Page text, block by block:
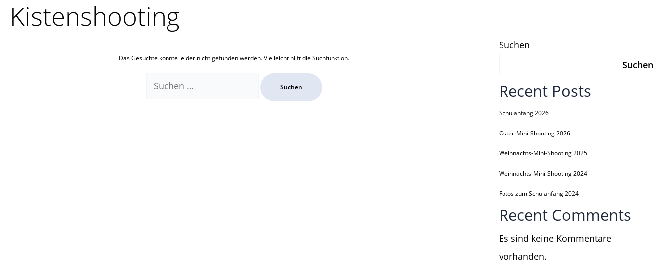
springenKistenshooting
Das Gesuchte konnte leider nicht gefunden werden. Vielleicht hilft die Suchfunktion.
nach:
Suchen
Suchen
Recent Posts
Schulanfang 2026
Oster-Mini-Shooting 2026
Weihnachts-Mini-Shooting 2025
Weihnachts-Mini-Shooting 2024
Fotos zum Schulanfang 2024
Recent Comments
Es sind keine Kommentare
vorhanden.